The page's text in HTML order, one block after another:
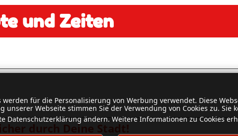
und Zeiten
durch Deine Stadt!
werden für die Personalisierung von Werbung verwendet. Diese
unserer Webseite stimmen Sie der Verwendung von Cookies zu.
Datenschutzerklärung ändern. Weitere Informationen zu Cookies